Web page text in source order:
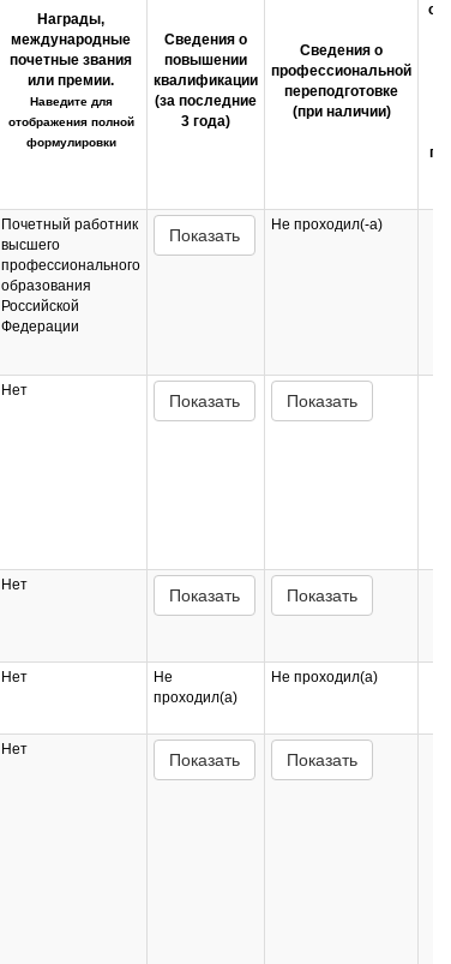
Награды,
международные
почетные звания
или премии.
Наведите для
отображения полной
формулировки
Сведения о
повышении
квалификации
(за последние
3 года)
Сведения о
профессиональной
переподготовке
(при наличии)
Почетный работник
высшего
профессионального
образования
Российской
Федерации
Показать
Не проходил(-а)
Нет
Показать Показать
Нет
Показать Показать
Нет
Не
проходил(а)
Не проходил(а)
Нет
Показать Показать